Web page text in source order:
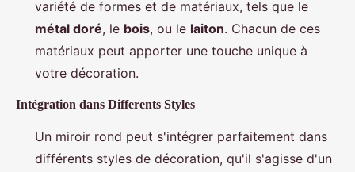
variété de formes et de matériaux, tels que le
métal doré, le bois, ou le laiton. Chacun de ces
matériaux peut apporter une touche unique à
votre décoration.
Intégration dans Differents Styles
Un miroir rond peut s'intégrer parfaitement dans
différents styles de décoration, qu'il s'agisse d'un